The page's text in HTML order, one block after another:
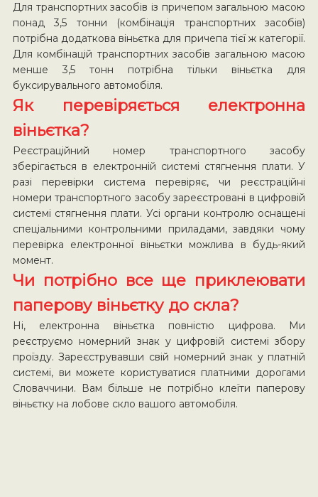
Для транспортних засобів із причепом загальною масою
понад 3,5 тонни (комбінація транспортних засобів)
потрібна додаткова віньєтка для причепа тієї ж категорії.
Для комбінацій транспортних засобів загальною масою
менше 3,5 тонн потрібна тільки віньєтка для
буксирувального автомобіля.
Як перевіряється електронна
віньєтка?
Реєстраційний номер транспортного засобу
зберігається в електронній системі стягнення плати. У
разі перевірки система перевіряє, чи реєстраційні
номери транспортного засобу зареєстровані в цифровій
системі стягнення плати. Усі органи контролю оснащені
спеціальними контрольними приладами, завдяки чому
перевірка електронної віньєтки можлива в будь-який
момент.
Чи потрібно все ще приклеювати
паперову віньєтку до скла?
Ні, електронна віньєтка повністю цифрова. Ми
реєструємо номерний знак у цифровій системі збору
проїзду. Зареєструвавши свій номерний знак у платній
системі, ви можете користуватися платними дорогами
Словаччини. Вам більше не потрібно клеїти паперову
віньєтку на лобове скло вашого автомобіля.